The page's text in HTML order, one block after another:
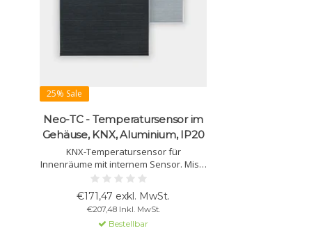
25% Sale
Neo-TC - Temperatursensor im
Gehäuse, KNX, Aluminium, IP20
KNX-Temperatursensor für
Innenräume mit internem Sensor. Misst
und regelt die Temperatur, unterstützt
logische Verknüpfungen über vier
Binär-Ein-/Ausgänge.
€171,47 exkl. MwSt.
€207,48 Inkl. MwSt.
Bestellbar